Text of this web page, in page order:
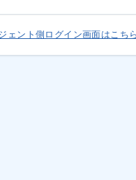
ェント側ログイン画面はこち